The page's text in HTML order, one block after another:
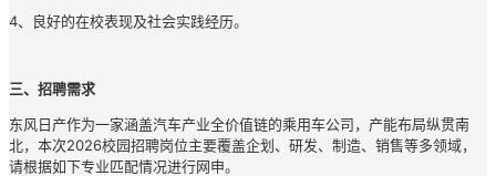
4、良好的在校表现及社会实践经历。
三、 招聘需求
东风日产作为一家涵盖汽车产业全价值链的乘用车公司，产能布局纵贯南
北，本次2026校园招聘岗位主要覆盖企划、研发、制造、销售等多领域，
请根据如下专业匹配情况进行网申。